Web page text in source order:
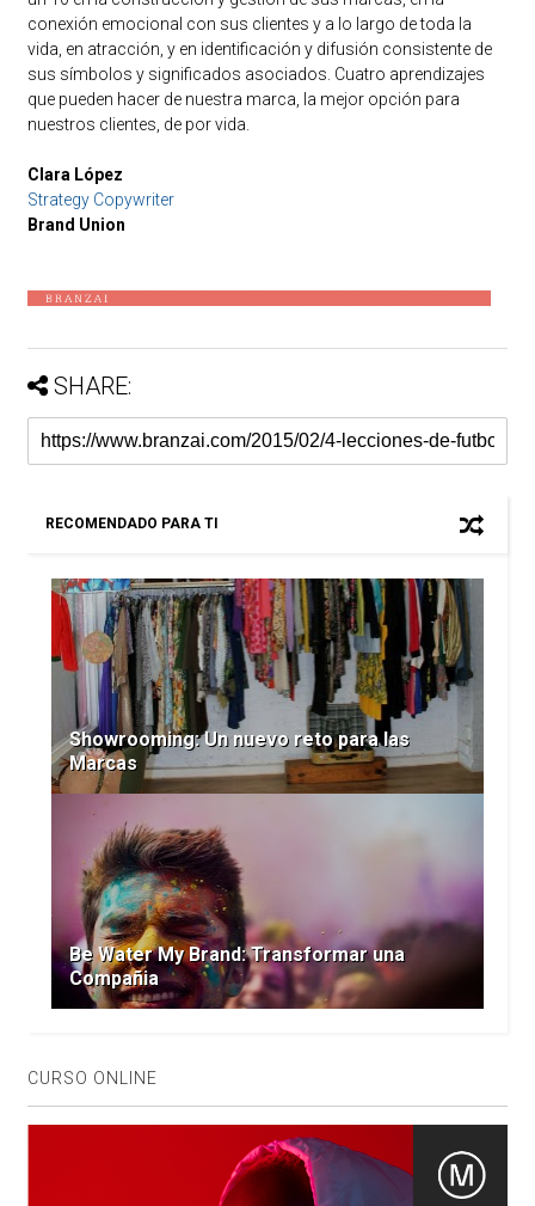
conexión emocional con sus clientes y a lo largo de toda la
vida, en atracción, y en identificación y difusión consistente de
sus símbolos y significados asociados. Cuatro aprendizajes
que pueden hacer de nuestra marca, la mejor opción para
nuestros clientes, de por vida.
Clara López
Strategy Copywriter
Brand Union
SHARE:
RECOMENDADO PARA TI
Showrooming: Un nuevo reto para las
Marcas
Be Water My Brand: Transformar una
Compañia
CURSO ONLINE